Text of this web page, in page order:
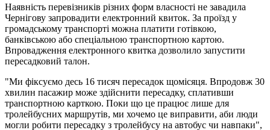
Наявність перевізників різних форм власності не завадила
Чернігову запровадити електронний квиток. За проїзд у
громадському транспорті можна платити готівкою,
банківською або спеціальною транспортною картою.
Впровадження електронного квитка дозволило запустити
пересадковий талон.
"Ми фіксуємо десь 16 тисяч пересадок щомісяця. Впродовж 30
хвилин пасажир може здійснити пересадку, сплативши
транспортною карткою. Поки що це працює лише для
тролейбусних маршрутів, ми хочемо це виправити, аби люди
могли робити пересадку з тролейбусу на автобус чи навпаки",